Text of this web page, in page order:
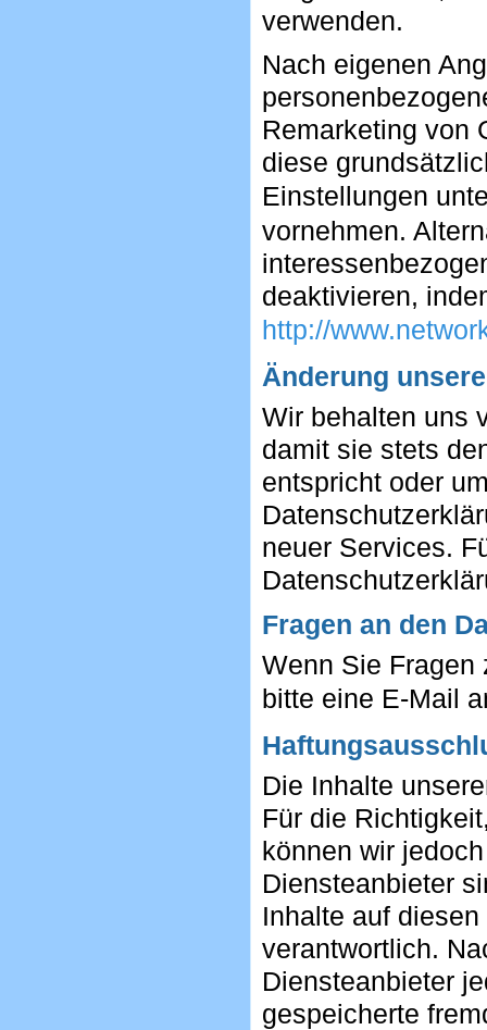
verwenden.
Nach eigenen
Remarketing von
diese
Einstellungen
vornehmen.
deaktivieren,
http://
Änderung
Wir behalten uns
damit sie stets
entspricht oder
neuer Services.
Fragen an den
Wenn Sie Fragen
bitte eine E-Mail
Die Inhalte
Für die
können wir
Diensteanbieter
Inhalte auf
verantwortlich.
Diensteanbieter
gespeicherte